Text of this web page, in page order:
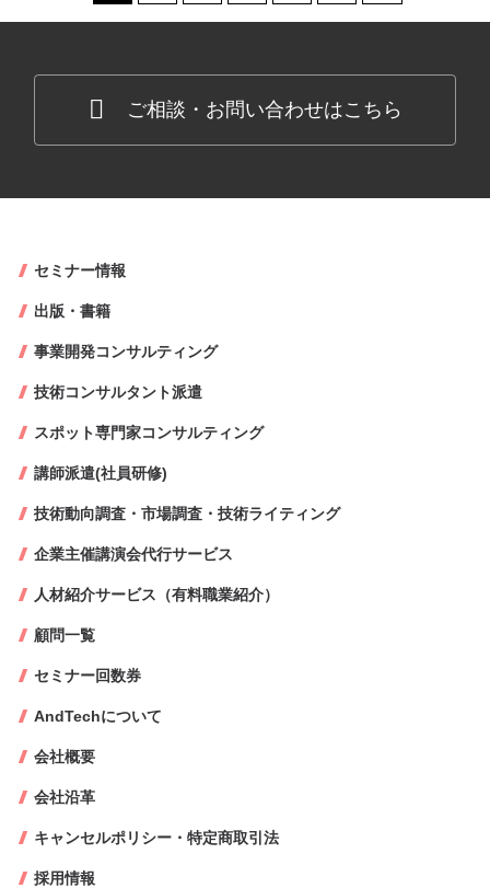
ご相談・お問い合わせはこちら
セミナー情報
出版・書籍
事業開発コンサルティング
技術コンサルタント派遣
スポット専門家コンサルティング
講師派遣(社員研修)
技術動向調査・市場調査・技術ライティング
企業主催講演会代行サービス
人材紹介サービス（有料職業紹介）
顧問一覧
セミナー回数券
AndTechについて
会社概要
会社沿革
キャンセルポリシー・特定商取引法
採用情報